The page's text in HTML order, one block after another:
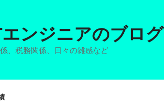
ンジニアのブログ
、税務関係、日々の雑感など